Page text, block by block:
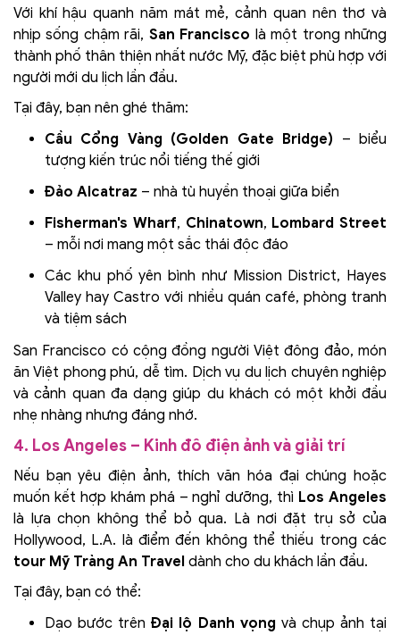
Với khí hậu quanh năm mát mẻ, cảnh quan nên thơ và
nhịp sống chậm rãi, San Francisco là một trong những
thành phố thân thiện nhất nước Mỹ, đặc biệt phù hợp với
người mới du lịch lần đầu.
Tại đây, bạn nên ghé thăm:
Cầu Cổng Vàng (Golden Gate Bridge) – biểu
tượng kiến trúc nổi tiếng thế giới
Đảo Alcatraz – nhà tù huyền thoại giữa biển
Fisherman's Wharf, Chinatown, Lombard Street
– mỗi nơi mang một sắc thái độc đáo
Các khu phố yên bình như Mission District, Hayes
Valley hay Castro với nhiều quán café, phòng tranh
và tiệm sách
San Francisco có cộng đồng người Việt đông đảo, món
ăn Việt phong phú, dễ tìm. Dịch vụ du lịch chuyên nghiệp
và cảnh quan đa dạng giúp du khách có một khởi đầu
nhẹ nhàng nhưng đáng nhớ.
4. Los Angeles – Kinh đô điện ảnh và giải trí
Nếu bạn yêu điện ảnh, thích văn hóa đại chúng hoặc
muốn kết hợp khám phá – nghỉ dưỡng, thì Los Angeles
là lựa chọn không thể bỏ qua. Là nơi đặt trụ sở của
Hollywood, L.A. là điểm đến không thể thiếu trong các
tour Mỹ Tràng An Travel dành cho du khách lần đầu.
Tại đây, bạn có thể:
Dạo bước trênĐại lộ Danh vọngvà chụp ảnh tại